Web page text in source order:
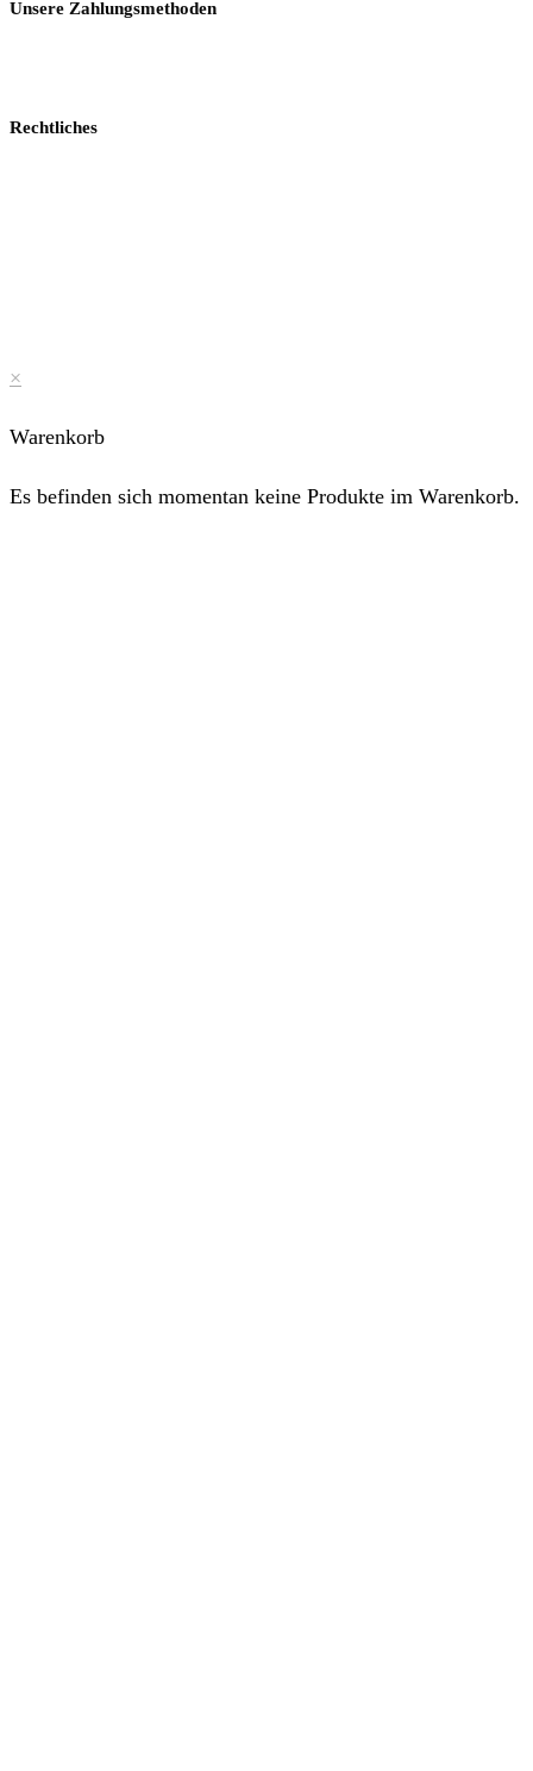
Unsere Zahlungsmethoden
Rechtliches
×
Warenkorb
Es befinden sich momentan keine Produkte im Warenkorb.